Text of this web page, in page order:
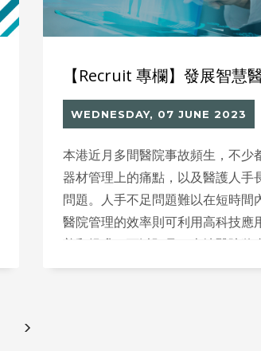
WEDNESDAY, 07 JUNE 2023
本港近月多間醫院事故頻生，不少
器材管理上的痛點，以及醫護人手
問題。人手不足問題難以在短時間
醫院管理的效率則可利用高科技應
發展為智慧醫院的步伐。